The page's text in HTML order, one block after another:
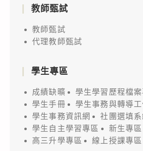
教師甄試
教師甄試
代理教師甄試
學生專區
成績缺曠
學生學習歷程檔案
學生手冊
學生事務與轉導工
學生事務資訊網
社團選填系
學生自主學習專區
新生專區
高三升學專區
線上授課專區